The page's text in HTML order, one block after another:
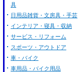
具
日用品雑貨・文房具・手芸
インテリア・寝具・収納
サービス・リフォーム
スポーツ・アウトドア
車・バイク
車用品・バイク用品